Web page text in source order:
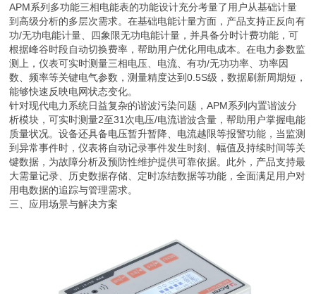
APM系列多功能三相电能表的功能设计充分考量了用户从基础计量
到高级分析的多层次需求。在基础电能计量方面，产品支持正反向有
功/无功电能计量、四象限无功电能计量，并具备分时计费功能，可
根据峰谷时段自动切换费率，帮助用户优化用电成本。在电力参数监
测上，仪表可实时测量三相电压、电流、有功/无功功率、功率因
数、频率等关键电气参数，测量精度达到0.5S级，数据刷新周期短，
能够快速反映电网状态变化。
针对现代电力系统日益复杂的谐波污染问题，APM系列内置谐波分
析模块，可实时测量2至31次电压/电流谐波含量，帮助用户掌握电能
质量状况。设备还具备电压暂升暂降、电流越限等报警功能，当监测
到异常事件时，仪表将自动记录事件发生时刻、幅值及持续时间等关
键数据，为故障分析及预防性维护提供可靠依据。此外，产品支持最
大需量记录、历史数据存储、定时冻结数据等功能，全面满足用户对
用电数据的追踪与管理需求。
三、应用场景与解决方案